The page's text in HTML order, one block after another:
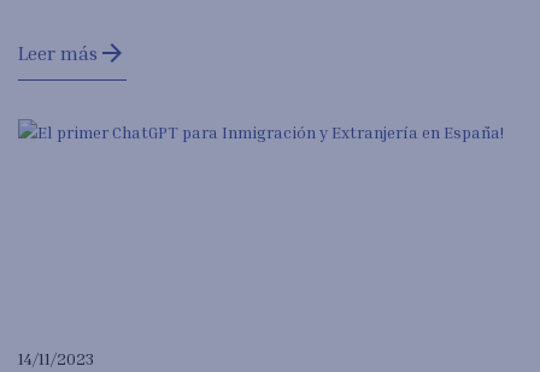
Leer más arrow_forward
14/11/2023